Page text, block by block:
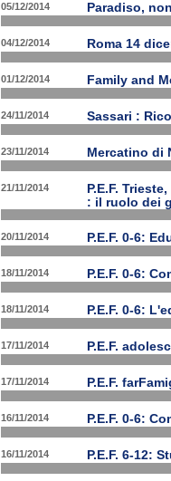
05/12/2014 Paradiso,
04/12/2014 Roma 14
01/12/2014 Family and
24/11/2014 Sassari :
23/11/2014 Mercatino di
21/11/2014
P.E.F.
: il ruolo dei
20/11/2014 P.E.F. 0-6:
18/11/2014 P.E.F. 0-6:
18/11/2014 P.E.F. 0-6:
17/11/2014 P.E.F.
17/11/2014 P.E.F.
16/11/2014 P.E.F. 0-6:
16/11/2014 P.E.F. 6-12: